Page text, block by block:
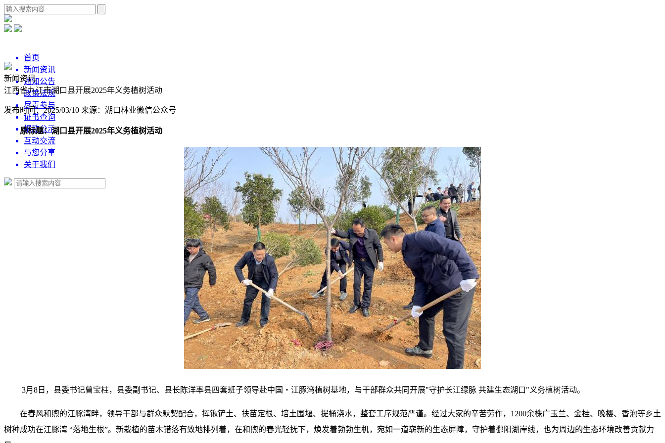
首页
新闻资讯
通知公告
政策法规
尽责参与
证书查询
捐款公示
互动交流
与您分享
关于我们
新闻资讯
江西省九江市湖口县开展2025年义务植树活动
发布时间：2025/03/10 来源：湖口林业微信公众号
原标题：湖口县开展2025年义务植树活动
3月8日，县委书记曾宝柱，县委副书记、县长陈洋率县四套班子领导赴中国・江豚湾植树基地，与干部群众共同开展"守护长江绿脉 共建生态湖口"义务植树活动。
在春风和煦的江豚湾畔，领导干部与群众默契配合，挥锹铲土、扶苗定根、培土围堰、提桶浇水，整套工序规范严谨。经过大家的辛苦劳作，1200余株广玉兰、金桂、晚樱、香泡等乡土
树种成功在江豚湾 “落地生根”。新栽植的苗木错落有致地排列着，在和煦的春光轻抚下，焕发着勃勃生机，宛如一道崭新的生态屏障，守护着鄱阳湖岸线，也为周边的生态环境改善贡献力